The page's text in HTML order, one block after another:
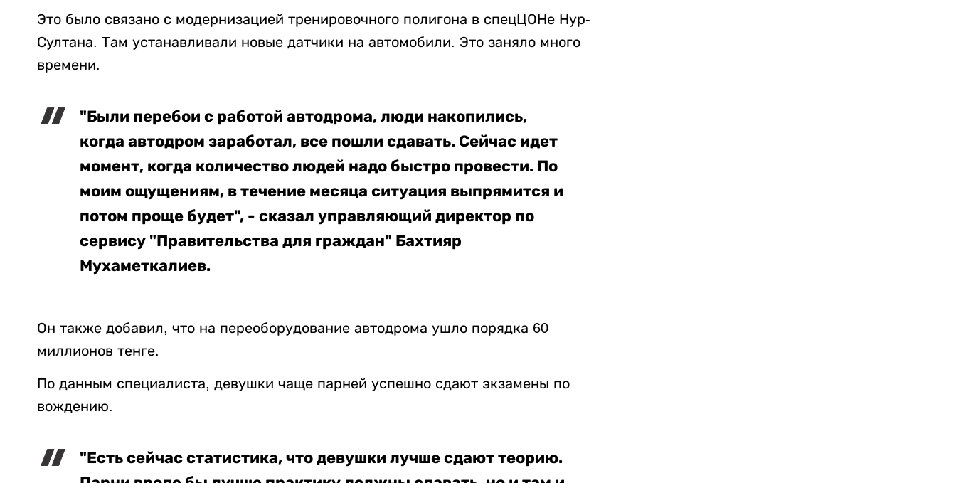
Это было связано с модернизацией тренировочного полигона в спецЦОНе Нур-
Султана. Там устанавливали новые датчики на автомобили. Это заняло много
времени.
"Были перебои с работой автодрома, люди накопились,
когда автодром заработал, все пошли сдавать. Сейчас идет
момент, когда количество людей надо быстро провести. По
моим ощущениям, в течение месяца ситуация выпрямится и
потом проще будет", - сказал управляющий директор по
сервису "Правительства для граждан" Бахтияр
Мухаметкалиев.
Он также добавил, что на переоборудование автодрома ушло порядка 60
миллионов тенге.
По данным специалиста, девушки чаще парней успешно сдают экзамены по
вождению.
"Есть сейчас статистика, что девушки лучше сдают теорию.